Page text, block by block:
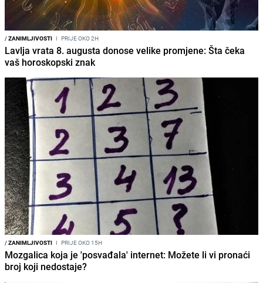
/ZANIMLJIVOSTI I PRIJE OKO 2H
Lavlja vrata 8. augusta donose velike promjene: Šta čeka
vaš horoskopski znak
/ZANIMLJIVOSTI I PRIJE OKO 15H
Mozgalica koja je 'posvađala' internet: Možete li vi pronaći
broj koji nedostaje?